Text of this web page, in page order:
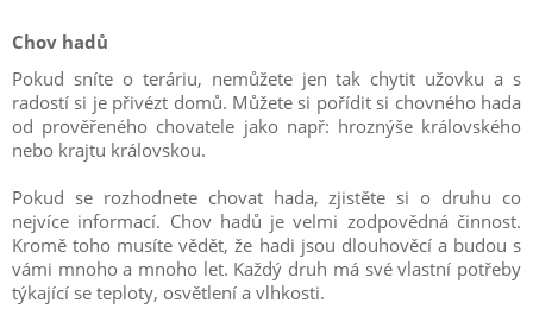
Chov hadů
Pokud sníte o teráriu, nemůžete jen tak chytit užovku a s
radostí si je přivézt domů. Můžete si pořídit si chovného hada
od prověřeného chovatele jako např: hroznýše královského
nebo krajtu královskou.
Pokud se rozhodnete chovat hada, zjistěte si o druhu co
nejvíce informací. Chov hadů je velmi zodpovědná činnost.
Kromě toho musíte vědět, že hadi jsou dlouhověcí a budou s
vámi mnoho a mnoho let. Každý druh má své vlastní potřeby
týkající se teploty, osvětlení a vlhkosti.